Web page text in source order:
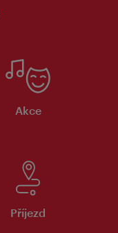
Akce
Příjezd